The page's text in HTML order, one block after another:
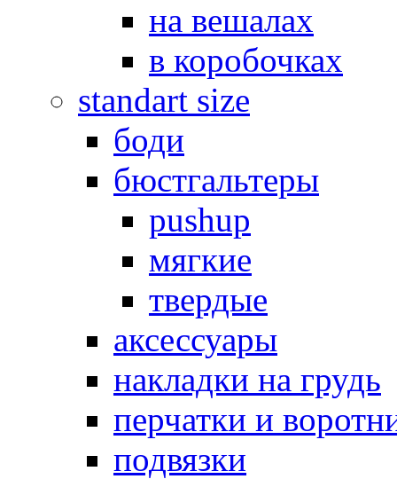
на вешалах
в коробочках
standart size
боди
бюстгальтеры
pushup
мягкие
твердые
аксессуары
накладки на грудь
перчатки и
подвязки